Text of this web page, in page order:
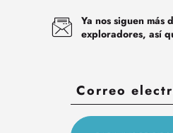
Ya nos siguen más
exploradores, así